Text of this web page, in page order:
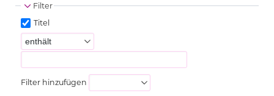
Filter
Titel
Filter hinzufügen